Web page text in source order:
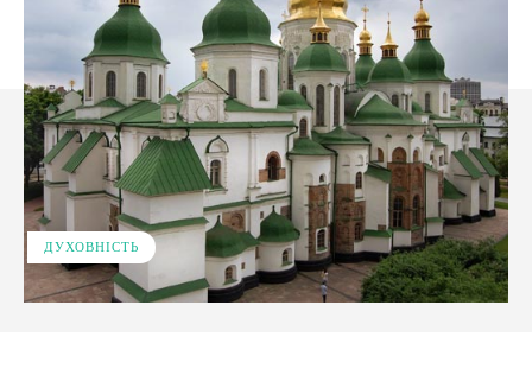
ДУХОВНІСТЬ